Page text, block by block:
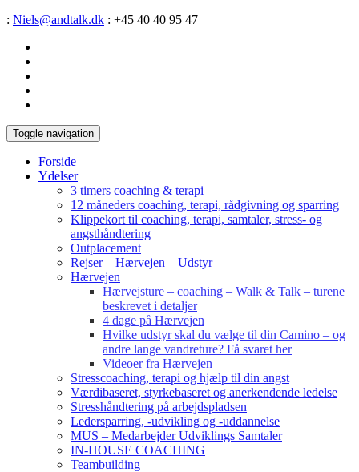
: Niels@andtalk.dk : +45 40 40 95 47
Toggle navigation
Forside
Ydelser
3 timers coaching & terapi
12 måneders coaching, terapi, rådgivning og sparring
Klippekort til coaching, terapi, samtaler, stress- og
angsthåndtering
Outplacement
Rejser – Hærvejen – Udstyr
Hærvejen
Hærvejsture – coaching – Walk & Talk – turene
beskrevet i detaljer
4 dage på Hærvejen
Hvilke udstyr skal du vælge til din Camino – og
andre lange vandreture? Få svaret her
Videoer fra Hærvejen
Stresscoaching, terapi og hjælp til din angst
Værdibaseret, styrkebaseret og anerkendende ledelse
Stresshåndtering på arbejdspladsen
Ledersparring, -udvikling og -uddannelse
MUS – Medarbejder Udviklings Samtaler
IN-HOUSE COACHING
Teambuilding